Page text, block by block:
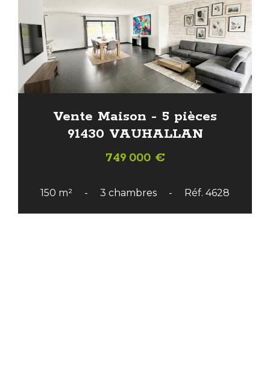
Vente Maison - 5 pièces
91430 VAUHALLAN
749 000 €
150 m² 3 chambres Réf. 4628